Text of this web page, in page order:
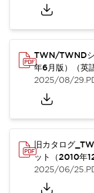
TWN/TWND
年6月版）（英語
2025/08/29
旧カタログ
ット（2010年
2025/06/25